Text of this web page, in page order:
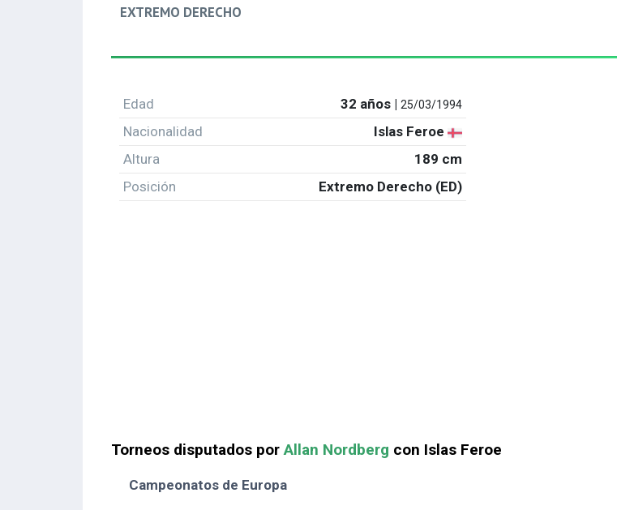
EXTREMO DERECHO
Edad 32 años |25/03/1994
Nacionalidad
Islas Feroe
Altura
189 cm
Posición
Extremo Derecho (ED)
Torneos disputados porAllan Nordberg con Islas Feroe
Campeonatos de Europa